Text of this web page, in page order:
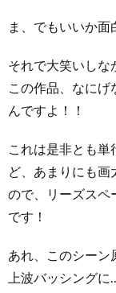
ま、でもいいか面
それで大笑いしな
この作品、なに
んですよ！！
これは是非とも
ど、あまりにも画
ので、リーズスペ
です！
あれ、このシー
上波バッシングに…